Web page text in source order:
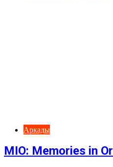
Аркады
MIO: Memories in